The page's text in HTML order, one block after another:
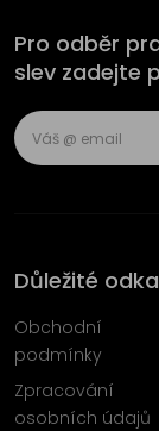
Pro odběr
slev zadejte
Důležité
Obchodní
podmínky
Zpracování
osobních údajů